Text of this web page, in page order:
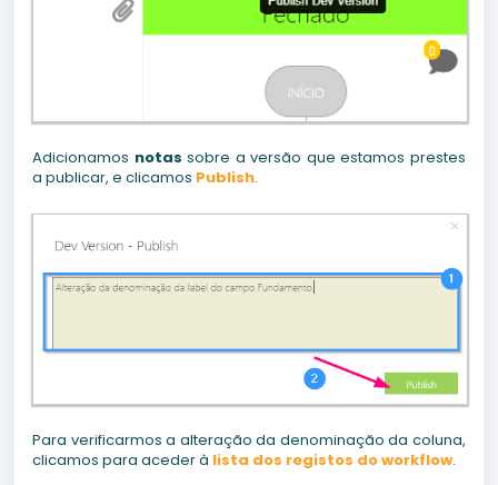
Adicionamos notassobre a versão que estamos prestes
a publicar, e clicamos Publish.
Para verificarmos a alteração da denominação da coluna,
clicamos para aceder à lista dos registos do workflow.